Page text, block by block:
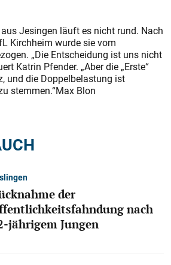
Jesingen läuft es nicht rund. Nach
Kirchheim wurde sie vom
„Die Entscheidung ist uns nicht
Kat­rin Pfender. „Aber die „Erste“
und die Doppelbelastung ist
stemmen.“Max Blon
der
nach
jährigem Jungen